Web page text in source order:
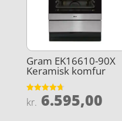
Gram EK16610-90X
Keramisk komfur
Vurderet
4.7
kr. 6.595,00